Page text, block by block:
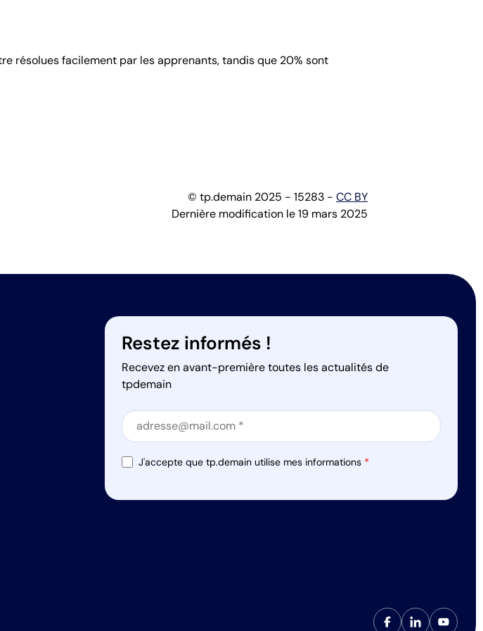
résolues facilement par les apprenants, tandis que 20% sont
© tp.demain 2025 - 15283 - CC BY
Dernière modification le 19 mars 2025
Restez informés !
Recevez en avant-première toutes les actualités de
tpdemain
Section
Section
J'accepte que tp.demain utilise mes informations *